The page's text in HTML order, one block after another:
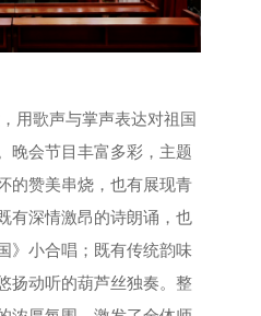
用歌声与掌声表达对祖国
晚会节目丰富多彩，主题
的赞美串烧，也有展现青
有深情激昂的诗朗诵，也
》小合唱；既有传统韵味
扬动听的葫芦丝独奏。整